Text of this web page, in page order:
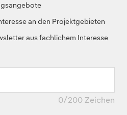
an den Projektgebieten
aus fachlichem Interesse
0/200 Zeichen